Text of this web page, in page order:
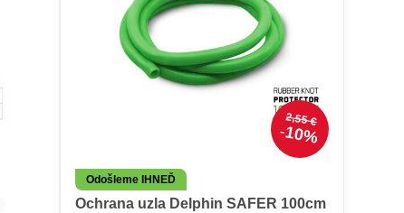
2,55 €
10%
Odošleme IHNEĎ
Ochrana uzla Delphin SAFER 100cm